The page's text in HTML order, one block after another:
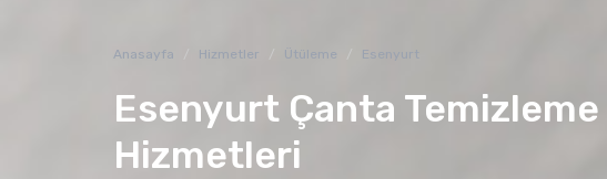
Anasayfa Hizmetler Ütüleme Esenyurt
Esenyurt Çanta Temizleme
Hizmetleri